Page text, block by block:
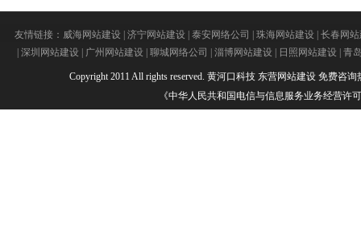
友情链接： 威海网站建设| 济宁网站建设| 泰安网络公司 | 珠海网站建设| 长春网
| 深圳网站建设| 广州网站建设| 聊城网络公司 | 淄博网站建设| 日照网站建设| 青
Copyright 2011 All rights reserved. 黄河口科技 东营网站建设 免费咨询
《中华人民共和国电信与信息服务业务经营许